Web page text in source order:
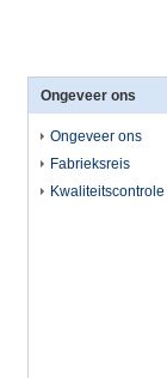
Ongeveer ons
Ongeveer ons
Fabrieksreis
Kwaliteitscontrole